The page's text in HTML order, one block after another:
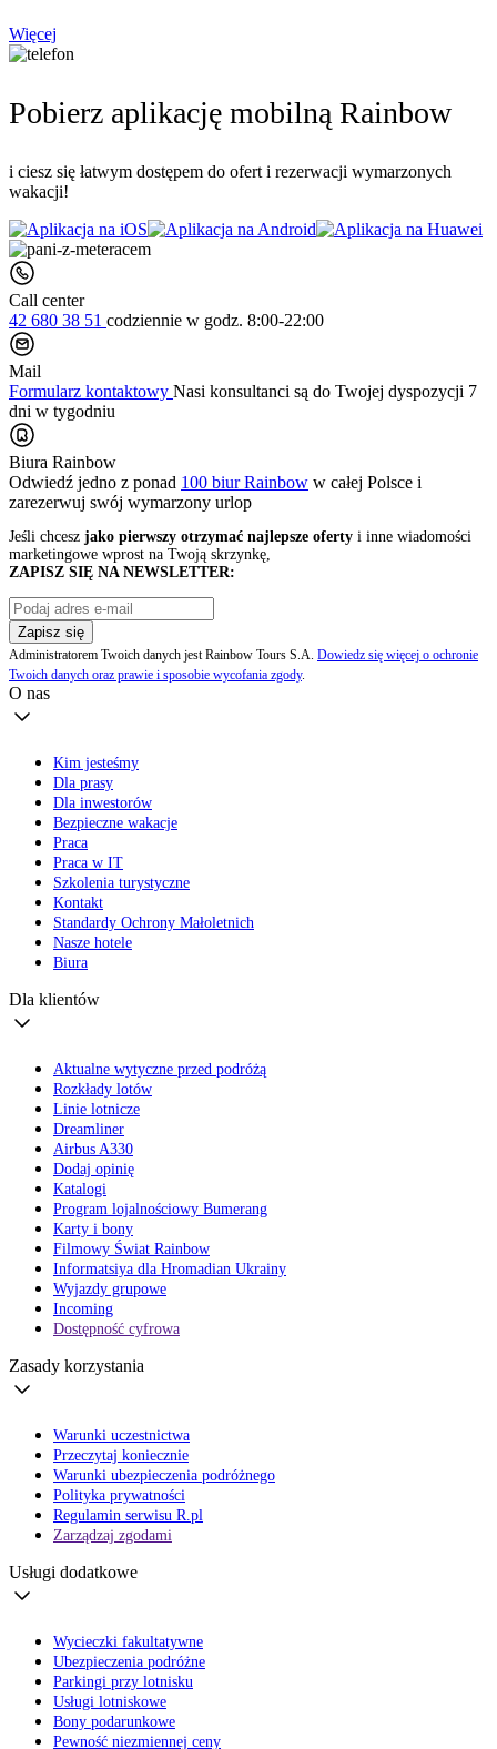
Więcej
Pobierz aplikację mobilną Rainbow
i ciesz się łatwym dostępem do ofert i rezerwacji wymarzonych
wakacji!
Call center
42 680 38 51 codziennie w godz. 8:00-22:00
Mail
Formularz kontaktowy Nasi konsultanci są do Twojej dyspozycji 7
dni w tygodniu
Biura Rainbow
Odwiedź jedno z ponad 100 biur Rainbow w całej Polsce i
zarezerwuj swój wymarzony urlop
Jeśli chcesz jako pierwszy otrzymać najlepsze oferty i inne wiadomości
marketingowe wprost na Twoją skrzynkę,
ZAPISZ SIĘ NA NEWSLETTER:
Zapisz się
Administratorem Twoich danych jest Rainbow Tours S.A. Dowiedz się więcej o ochronie
Twoich danych oraz prawie i sposobie wycofania zgody.
O nas
Kim jesteśmy
Dla prasy
Dla inwestorów
Bezpieczne wakacje
Praca
Praca w IT
Szkolenia turystyczne
Kontakt
Standardy Ochrony Małoletnich
Nasze hotele
Biura
Dla klientów
Aktualne wytyczne przed podróżą
Rozkłady lotów
Linie lotnicze
Dreamliner
Airbus A330
Dodaj opinię
Katalogi
Program lojalnościowy Bumerang
Karty i bony
Filmowy Świat Rainbow
Informatsiya dla Hromadian Ukrainy
Wyjazdy grupowe
Incoming
Dostępność cyfrowa
Zasady korzystania
Warunki uczestnictwa
Przeczytaj koniecznie
Warunki ubezpieczenia podróżnego
Polityka prywatności
Regulamin serwisu R.pl
Zarządzaj zgodami
Usługi dodatkowe
Wycieczki fakultatywne
Ubezpieczenia podróżne
Parkingi przy lotnisku
Usługi lotniskowe
Bony podarunkowe
Pewność niezmiennej ceny